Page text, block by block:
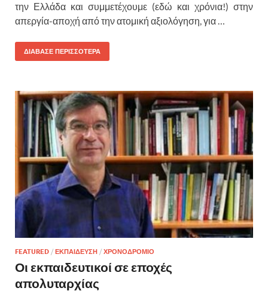
την Ελλάδα και συμμετέχουμε (εδώ και χρόνια!) στην
απεργία-αποχή από την ατομική αξιολόγηση, για …
ΔΙΑΒΑΣΕ ΠΕΡΙΣΣΟΤΕΡΑ
FEATURED / ΕΚΠΑΙΔΕΥΣΗ / ΧΡΟΝΟΔΡΟΜΙΟ
Οι εκπαιδευτικοί σε εποχές
απολυταρχίας